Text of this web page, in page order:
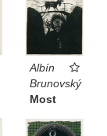
Albín
Brunovský
Most